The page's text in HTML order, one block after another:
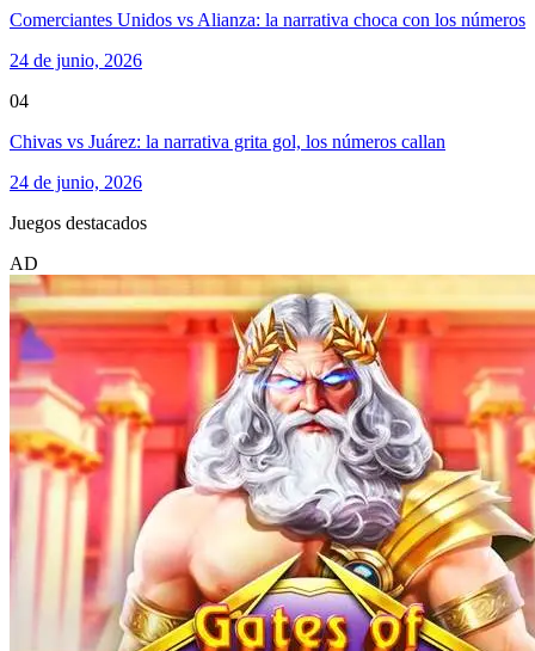
Comerciantes Unidos vs Alianza: la narrativa choca con los números
24 de junio, 2026
04
Chivas vs Juárez: la narrativa grita gol, los números callan
24 de junio, 2026
Juegos destacados
AD